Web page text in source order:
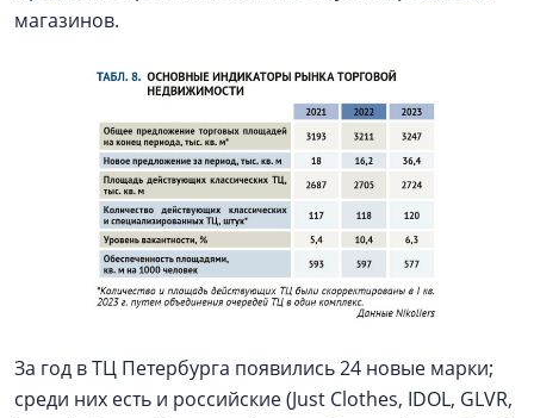
магазинов.
За год в ТЦ Петербурга появились 24 новые марки;
среди них есть и российские (Just Clothes, IDOL, GLVR,